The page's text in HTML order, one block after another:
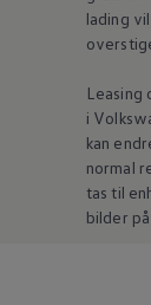
lading
Leasing
i
kan
normal
tas til
bilder